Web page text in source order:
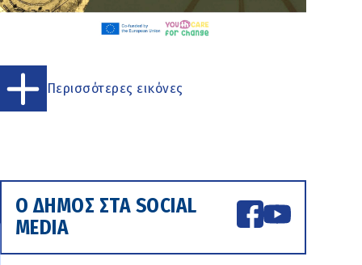
Περισσότερες εικόνες
Ο ΔΗΜΟΣ ΣΤΑ SOCIAL
MEDIA